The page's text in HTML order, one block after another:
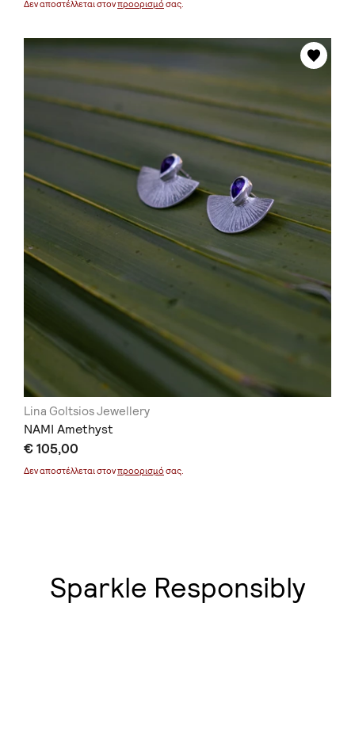
Δεν αποστέλλεται στονπροορισμό σας.
Lina Goltsios Jewellery
NAMI Amethyst
€ 105,00
Δεν αποστέλλεται στονπροορισμό σας.
Sparkle Responsibly